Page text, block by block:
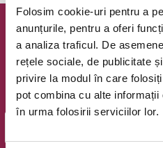
Folosim cookie-uri pentru a
anunțurile, pentru a oferi
a analiza traficul. De
rețele sociale, de publicitate
privire la modul în care
pot combina cu alte
în urma folosirii serviciilor lor.
Newsletter
Oferte exclusive si o editie
Email